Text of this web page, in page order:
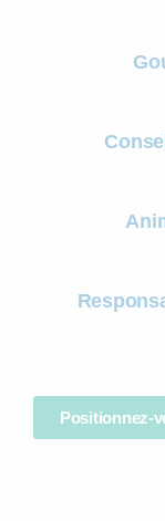
Positionnez-